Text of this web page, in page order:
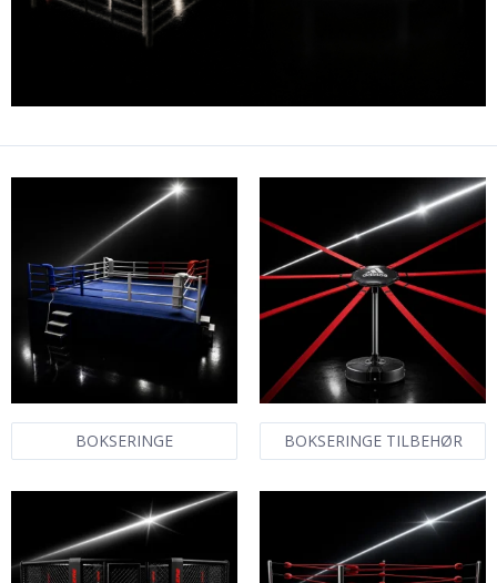
BOKSERINGE BOKSERINGE TILBEHØR